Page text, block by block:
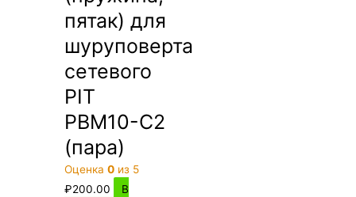
пятак) для
шуруповерта
сетевого
PIT
PBM10-C2
(пара)
Оценка0 из 5
₽200.00
В